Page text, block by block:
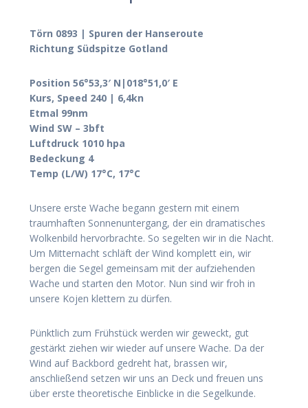
Törn 0893 | Spuren der Hanseroute
Richtung Südspitze Gotland
Position 56°53,3′ N|018°51,0′ E
Kurs, Speed 240 | 6,4kn
Etmal 99nm
Wind SW – 3bft
Luftdruck 1010 hpa
Bedeckung 4
Temp (L/W) 17°C, 17°C
Unsere erste Wache begann gestern mit einem
traumhaften Sonnenuntergang, der ein dramatisches
Wolkenbild hervorbrachte. So segelten wir in die Nacht.
Um Mitternacht schläft der Wind komplett ein, wir
bergen die Segel gemeinsam mit der aufziehenden
Wache und starten den Motor. Nun sind wir froh in
unsere Kojen klettern zu dürfen.
Pünktlich zum Frühstück werden wir geweckt, gut
gestärkt ziehen wir wieder auf unsere Wache. Da der
Wind auf Backbord gedreht hat, brassen wir,
anschließend setzen wir uns an Deck und freuen uns
über erste theoretische Einblicke in die Segelkunde.